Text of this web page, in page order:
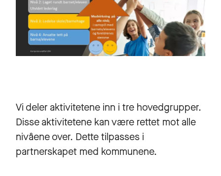
Vi deler aktivitetene inn i tre hovedgrupper.
Disse aktivitetene kan være rettet mot alle
nivåene over. Dette tilpasses i
partnerskapet med kommunene.